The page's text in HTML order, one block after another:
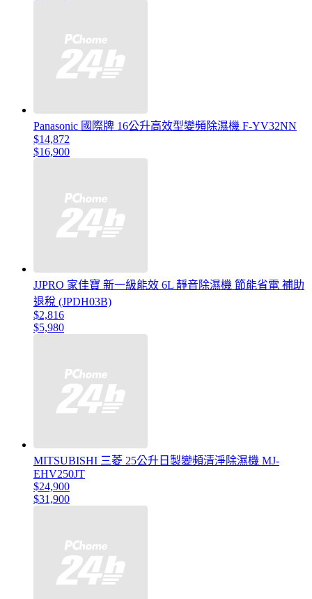
Panasonic 國際牌 16公升高效型變頻除濕機 F-YV32NN
$14,872
$16,900
JJPRO 家佳寶 新一級能效 6L 靜音除濕機 節能省電 補助
退稅 (JPDH03B)
$2,816
$5,980
MITSUBISHI 三菱 25公升日製變頻清淨除濕機 MJ-
EHV250JT
$24,900
$31,900